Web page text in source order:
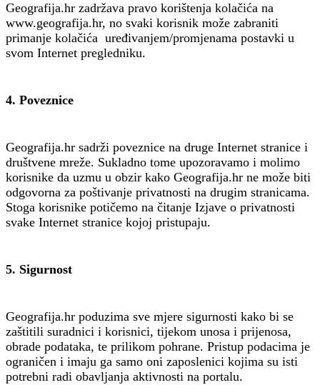
Geografija.hr zadržava pravo korištenja kolačića na
www.geografija.hr, no svaki korisnik može zabraniti
primanje kolačića uređivanjem/promjenama postavki u
svom Internet pregledniku.
4. Poveznice
Geografija.hr sadrži poveznice na druge Internet stranice i
društvene mreže. Sukladno tome upozoravamo i molimo
korisnike da uzmu u obzir kako Geografija.hr ne može biti
odgovorna za poštivanje privatnosti na drugim stranicama.
Stoga korisnike potičemo na čitanje Izjave o privatnosti
svake Internet stranice kojoj pristupaju.
5. Sigurnost
Geografija.hr poduzima sve mjere sigurnosti kako bi se
zaštitili suradnici i korisnici, tijekom unosa i prijenosa,
obrade podataka, te prilikom pohrane. Pristup podacima je
ograničen i imaju ga samo oni zaposlenici kojima su isti
potrebni radi obavljanja aktivnosti na portalu.